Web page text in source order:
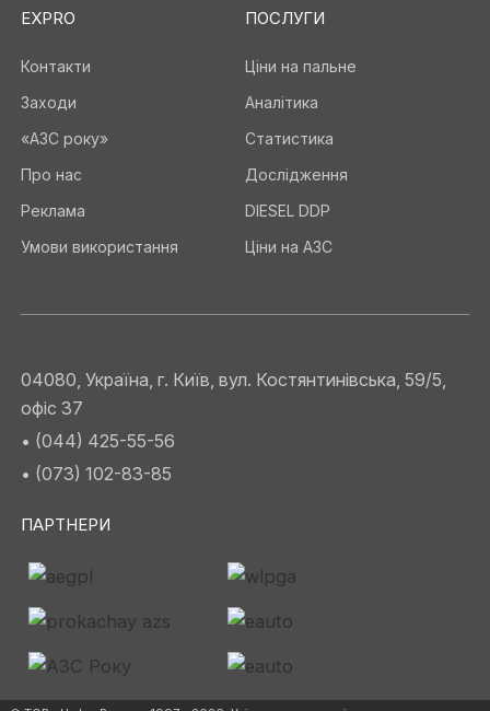
EXPRO
Контакти
Заходи
«АЗС року»
Про нас
Реклама
Умови використання
ПОСЛУГИ
Ціни на пальне
Аналітика
Статистика
Дослідження
DIESEL DDP
Ціни на АЗС
04080, Україна, г. Київ, вул. Костянтинівська, 59/5,
офіс 37
• (044) 425-55-56
• (073) 102-83-85
ПАРТНЕРИ